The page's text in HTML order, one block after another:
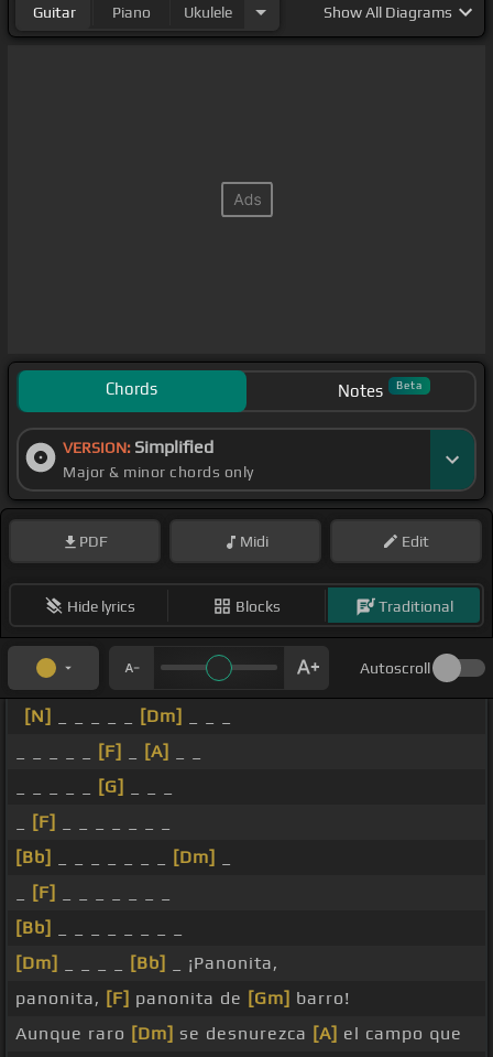
Guitar Piano Ukulele ShowAll Diagrams
Chords Notes Beta
VERSION: Simplified
Major & minor chords only
PDF Midi Edit
Hide lyrics Blocks Traditional
Autoscroll
[N] [Dm]
[F] [A]
[G]
[F]
[Bb]
[Dm]
[F]
[Bb]
[Dm]
[Bb]
_ ¡Panonita,
panonita, [F] panonita de [Gm] barro!
Aunque raro [Dm] se desnurezca [A] el campo que